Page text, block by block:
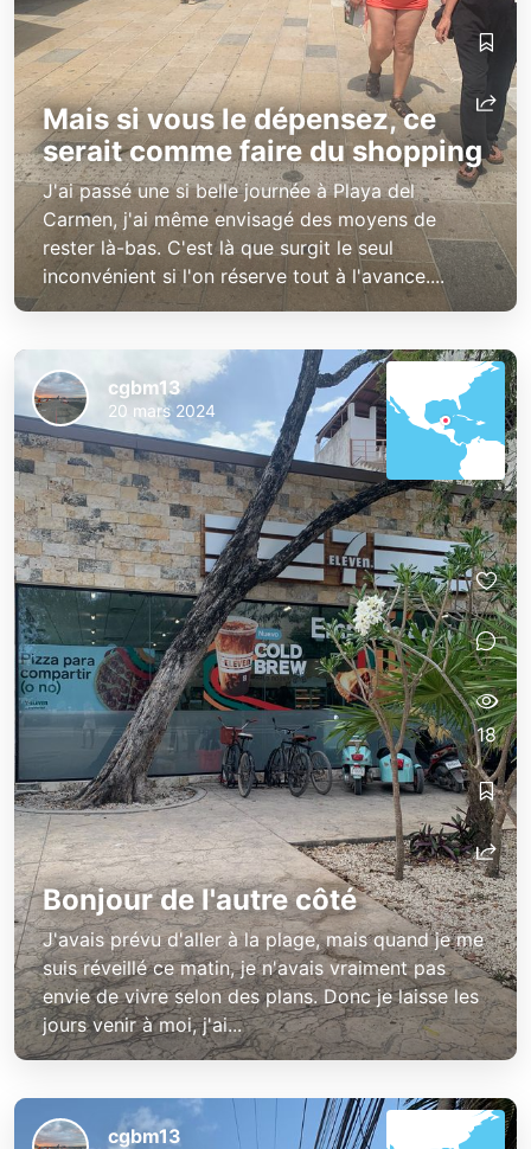
Mais si vous le dépensez, ce
serait comme faire du shopping
J'ai passé une si belle journée à Playa del
Carmen, j'ai même envisagé des moyens de
rester là-bas. C'est là que surgit le seul
inconvénient si l'on réserve tout à l'avance....
Bonjour de l'autre côté
J'avais prévu d'aller à la plage, mais quand je me
suis réveillé ce matin, je n'avais vraiment pas
envie de vivre selon des plans. Donc je laisse les
jours venir à moi, j'ai...
cgbm13
20 mars 2024
18
cgbm13